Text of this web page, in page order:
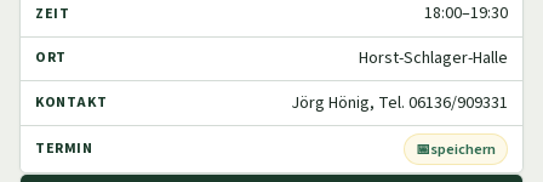
18:00–19:30
Horst-Schlager-Halle
Jörg Hönig, Tel. 06136/909331
speichern